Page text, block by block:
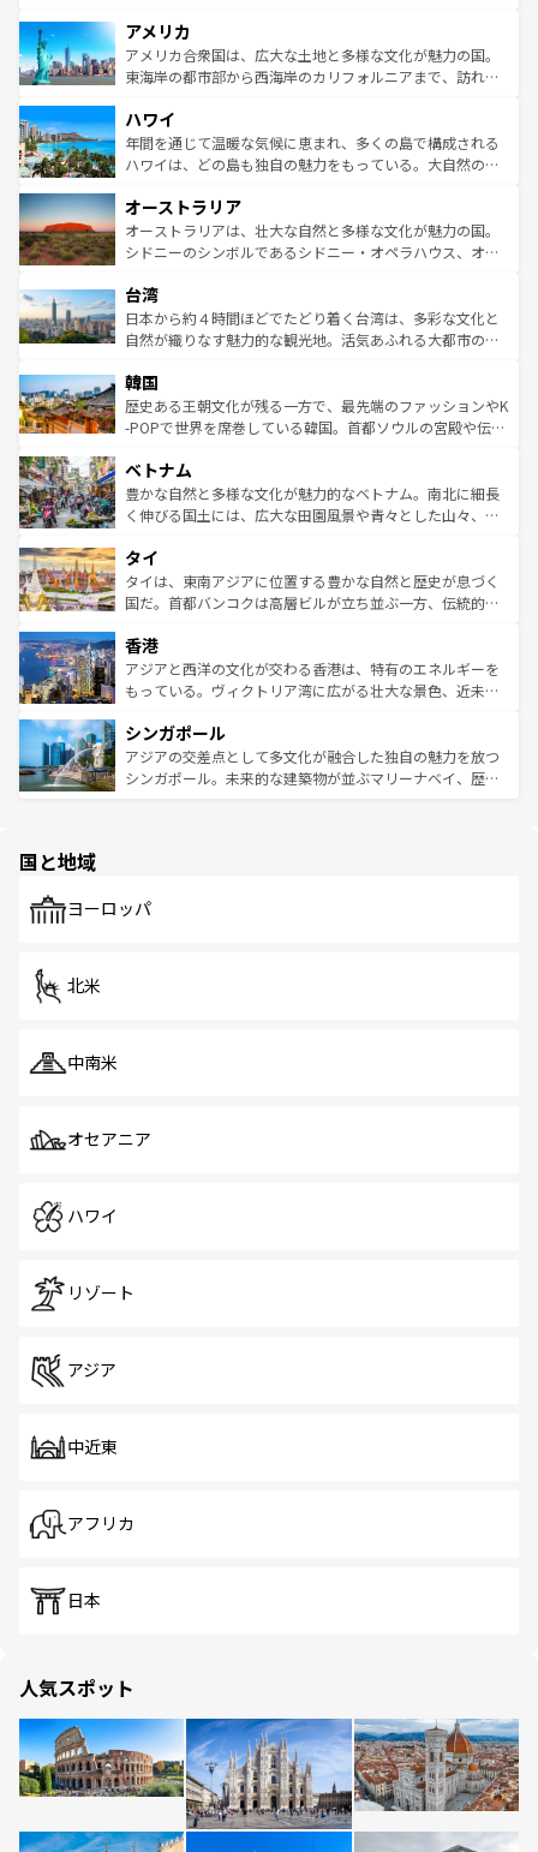
ンツ一覧を参照してほしい。
の建物がそのまま残る町や、スイスならではのユニークな
博物館もあり、アルプス観光だけでなく町歩きも満喫する
ことができる。国民の所得が高いため物価も高いが、旅行
ば市内交通費無料で観光を楽しむこともできる。 なお、新
着のスイス情報はコンテンツ一覧 を参照してほしい。
アメリカ
アメリカ合衆国は、広大な土地と多様な文化が魅力の国。
東海岸の都市部から西海岸のカリフォルニアまで、訪れる
のような巨大都市は、観光、ショッピング、エンターテイ
ンメントが詰まった刺激的なスポットだ。一方、アメリカ
西部には大自然が広がり、グランドキャニオンやイエロー
部のニューオーリンズでは、音楽と美食が融合した独特の
文化が魅力。旅行者はアメリカの各地域で異なる魅力を楽
しみながら、その多様性と豊かな歴史を感じることができ
ならではの贅沢な旅のスタイルだ。 なお、新着のアメリカ
情報はコンテンツ一覧を参照してほしい。
ハワイ
年間を通じて温暖な気候に恵まれ、多くの島で構成される
ハワイは、どの島も独自の魅力をもっている。大自然の神
ワイ島は見逃せない。また、定番の観光地といえばオアフ
島だが、静かな自然を求めるならマウイ島やカウアイ島が
おすすめ。エメラルドグリーンに輝く海をはじめ、豊かな
れるおもてなしの心で訪れる人々を迎えてくれるハワイの
人々、おいしいローカルフードやハワイアンミュージッ
ク、伝統的なフラダンスなど、すべてがハワイの魅力を彩
ワイを、存分に味わってほしい。 なお、新着のハワイ情報
はコンテンツ一覧を参照してほしい。
オーストラリア
オーストラリアは、壮大な自然と多様な文化が魅力の国。
シドニーのシンボルであるシドニー・オペラハウス、オー
リアリーフや大陸中央部にそびえるウルル（エアーズロッ
ク）、タスマニアの美しい原生林やケアンズの熱帯雨林な
ど、見どころがたくさん。また、カフェやワイン、オージ
いる。アクティビティも充実しており、サーフィンやダイ
ビング、ハイキングなど、アウトドア好きにはたまらな
い。オーストラリアの多彩な魅力を存分に味わいつくそ
参照してほしい。
台湾
日本から約４時間ほどでたどり着く台湾は、多彩な文化と
自然が織りなす魅力的な観光地。活気あふれる大都市の台
ン）、静ひつな山岳地帯である台湾東部など、都市の喧騒
と山間の静けさが共存しており、訪れる人に新しい発見と
驚きをもたらしてくれる。また、奥深い台湾の食文化も魅
容にもいいと評判のスイーツなど、バラエティ豊かな料理
が味わえる。 なお、新着の台湾情報は コンテンツ一覧を参
照してほしい。
韓国
歴史ある王朝文化が残る一方で、最先端のファッションやK
-POPで世界を席巻している韓国。首都ソウルの宮殿や伝統
き、地方に足を延ばせば四季折々の自然美を楽しむことが
できる。そして、キムチや焼肉、絶品のストリートフード
まで、さまざまな韓国料理が待っている。夜には、韓国な
リティに包まれながら、韓国の多彩な魅力を心ゆくまで味
わってみてほしい。 なお、新着の韓国情報はコンテンツ一
覧を参照してほしい。
ベトナム
豊かな自然と多様な文化が魅力的なベトナム。南北に細長
く伸びる国土には、広大な田園風景や青々とした山々、世
急速な発展と共に伝統が息づく。ハノイの古い町並みやホ
ーチミン市のフランス統治時代の建物も、独特の雰囲気を
醸し出している。また、バラエティの豊かさとおいしさで
とつ。フォーやバインミー、ベトナムコーヒーなどは、ぜ
ひ現地で味わいたい。どの地域を訪れてもあたたかい人々
が旅行者を迎えてくれるので、きっと忘れられない旅にな
参照してほしい。
タイ
タイは、東南アジアに位置する豊かな自然と歴史が息づく
国だ。首都バンコクは高層ビルが立ち並ぶ一方、伝統的な
の活気が交差している。北部ではチェンマイなどの山岳地
帯で自然と触れ合い、南部ではプーケットやクラビの美し
いビーチでリゾート気分を楽しむことができる。タイ料理
激する。気候は一年中温暖で、どの季節にも異なる楽しみ
が待っている。親しみやすいタイの人々、仏教を中心とし
た文化、そして多様な観光資源が、訪れる旅人を魅了し続
香港
アジアと西洋の文化が交わる香港は、特有のエネルギーを
もっている。ヴィクトリア湾に広がる壮大な景色、近未来
み、どこを訪れても感動するはず。観光スポットが密集し
ており、効率よく見どころを回れるのも魅力。息をのむよ
うな絶景から文化的な体験まで、香港を存分に楽しみ尽く
シンガポール
アジアの交差点として多文化が融合した独自の魅力を放つ
シンガポール。未来的な建築物が並ぶマリーナベイ、歴史
で、ホーカーズは地元の風情を楽しめる外せないスポット
国と地域
ヨーロッパ
北米
中南米
オセアニア
ハワイ
リゾート
アジア
中近東
アフリカ
日本
人気スポット